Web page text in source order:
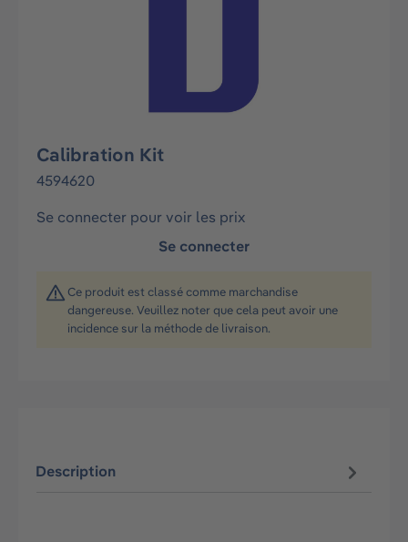
Calibration Kit
4594620
Se connecter pour voir les prix
Se connecter
Ce produit est classé comme marchandise
dangereuse. Veuillez noter que cela peut avoir une
incidence sur la méthode de livraison.
Description